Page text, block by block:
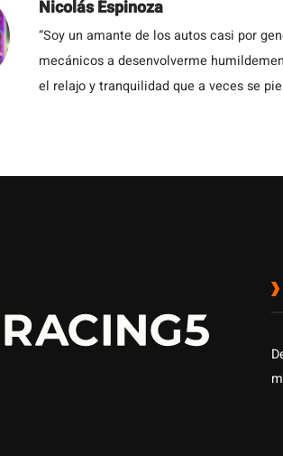
Nicolás Espinoza
“Soy un amante de los autos casi por
mecánicos a desenvolverme
el relajo y tranquilidad que a veces se